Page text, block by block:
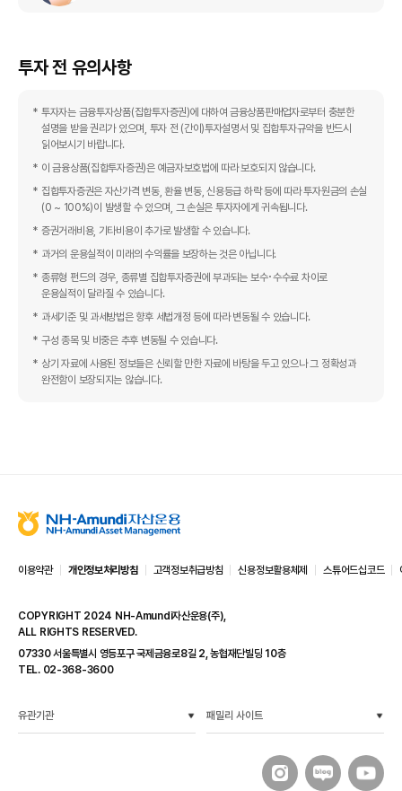
투자 전 유의사항
투자자는 금융투자상품(집합투자증권)에 대하여 금융상품판매업자로부터 충분한
설명을 받을 권리가 있으며, 투자 전 (간이)투자설명서 및 집합투자규약을 반드시
읽어보시기 바랍니다.
이 금융상품(집합투자증권)은 예금자보호법에 따라 보호되지 않습니다.
집합투자증권은 자산가격 변동, 환율 변동, 신용등급 하락 등에 따라 투자원금의 손실
(0 ~ 100%)이 발생할 수 있으며, 그 손실은 투자자에게 귀속됩니다.
증권거래비용, 기타비용이 추가로 발생할 수 있습니다.
과거의 운용실적이 미래의 수익률을 보장하는 것은 아닙니다.
종류형 펀드의 경우, 종류별 집합투자증권에 부과되는 보수･수수료 차이로
운용실적이 달라질 수 있습니다.
과세기준 및 과세방법은 향후 세법개정 등에 따라 변동될 수 있습니다.
구성 종목 및 비중은 추후 변동될 수 있습니다.
상기 자료에 사용된 정보들은 신뢰할 만한 자료에 바탕을 두고 있으나 그 정확성과
완전함이 보장되지는 않습니다.
N
H
-
m
u
n
d
i
산
운
용
이용약관 개인정보처리방침 고객정보취급방침 신용정보활용체제 스튜어드십코드
COPYRIGHT 2024 NH-Amundi자산운용(주),
ALL RIGHTS RESERVED.
07330 서울특별시 영등포구 국제금융로8길 2, 농협재단빌딩 10층
TEL. 02-368-3600
유관기관 패밀리 사이트